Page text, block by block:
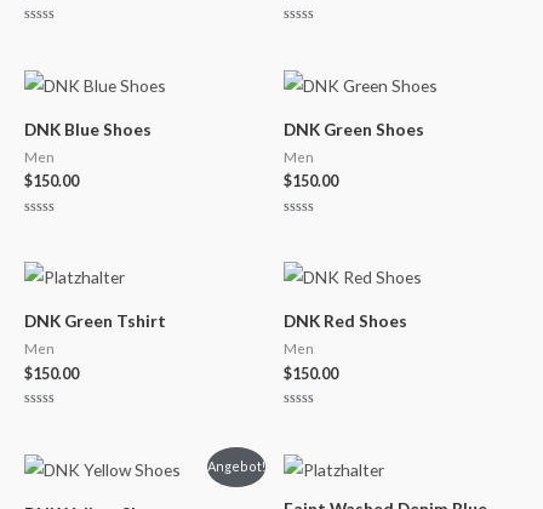
von
5
von
5
DNK Blue Shoes
Men
$150.00
von
5
DNK Green Shoes
Men
$150.00
von
5
DNK Green Tshirt
Men
$150.00
von
5
DNK Red Shoes
Men
$150.00
von
5
Angebot!
Ursprünglicher
Preis
Aktueller
Preis